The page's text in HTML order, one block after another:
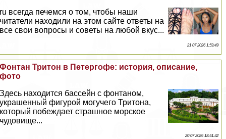
ru всегда печемся о том, чтобы наши
читатели находили на этом сайте ответы на
все свои вопросы и советы на любой вкус...
21 07 2026 1:59:49
Фонтан Тритон в Петергофе: история, описание,
фото
Здесь находится бассейн с фонтаном,
украшенный фигурой могучего Тритона,
который побеждает страшное морское
чудовище...
20 07 2026 18:51:32